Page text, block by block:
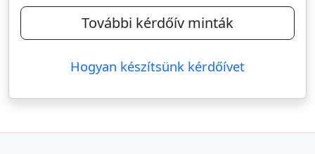
További kérdőív minták
Hogyan készítsünk kérdőívet